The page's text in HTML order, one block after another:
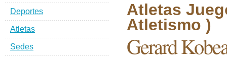
Atletas
Atletismo )
Gerard
Deportes
Atletas
Sedes